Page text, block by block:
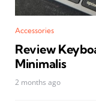
Accessories
Review
Minimalis
2 months ago